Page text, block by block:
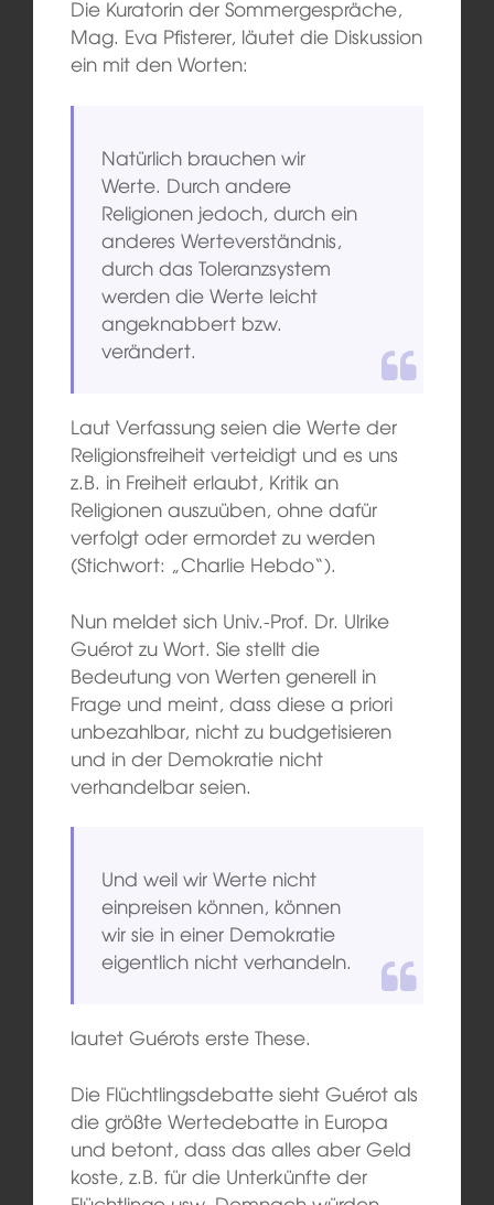
Die Kuratorin der Sommergespräche,
Mag. Eva Pfisterer, läutet die Diskussion
ein mit den Worten:
Natürlich brauchen wir
Werte. Durch andere
Religionen jedoch, durch ein
anderes Werteverständnis,
durch das Toleranzsystem
werden die Werte leicht
angeknabbert bzw.
verändert.
Laut Verfassung seien die Werte der
Religionsfreiheit verteidigt und es uns
z.B. in Freiheit erlaubt, Kritik an
Religionen auszuüben, ohne dafür
verfolgt oder ermordet zu werden
(Stichwort: „Charlie Hebdo“).
Nun meldet sich Univ.-Prof. Dr. Ulrike
Guérot zu Wort. Sie stellt die
Bedeutung von Werten generell in
Frage und meint, dass diese a priori
unbezahlbar, nicht zu budgetisieren
und in der Demokratie nicht
verhandelbar seien.
Und weil wir Werte nicht
einpreisen können, können
wir sie in einer Demokratie
eigentlich nicht verhandeln.
lautet Guérots erste These.
Die Flüchtlingsdebatte sieht Guérot als
die größte Wertedebatte in Europa
und betont, dass das alles aber Geld
koste, z.B. für die Unterkünfte der